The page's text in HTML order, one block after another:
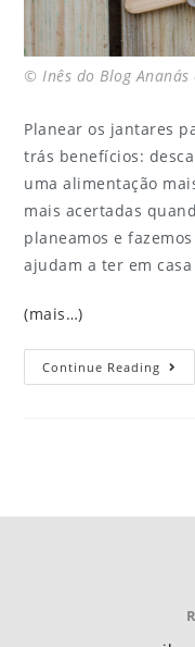
© Inês do Blog
Planear os jantares
trás benefícios:
uma alimentação
mais acertadas
planeamos e
ajudam a ter em
(mais…)
Continue Reading